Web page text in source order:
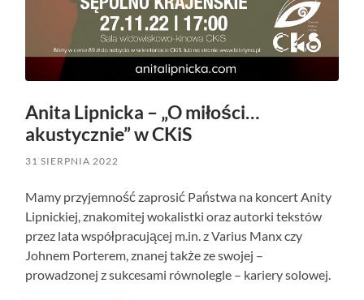
Anita Lipnicka – „O miłości…
akustycznie” w CKiS
31 SIERPNIA 2022
Mamy przyjemność zaprosić Państwa na koncert Anity
Lipnickiej, znakomitej wokalistki oraz autorki tekstów
przez lata współpracującej m.in. z Varius Manx czy
Johnem Porterem, znanej także ze swojej –
prowadzonej z sukcesami równolegle – kariery solowej.